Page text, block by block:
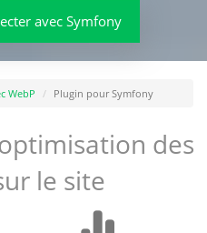
avec Symfony
WebP Plugin pour Symfony
des
le site